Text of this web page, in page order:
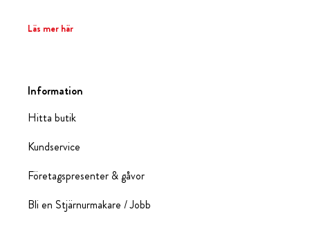
Läs mer här
Information
Hitta butik
Kundservice
Företagspresenter & gåvor
Bli en Stjärnurmakare / Jobb